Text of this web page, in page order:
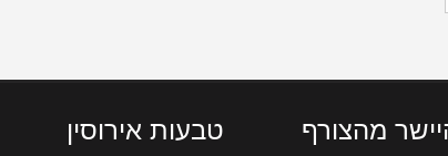
מהצורף טבעות אירוסין